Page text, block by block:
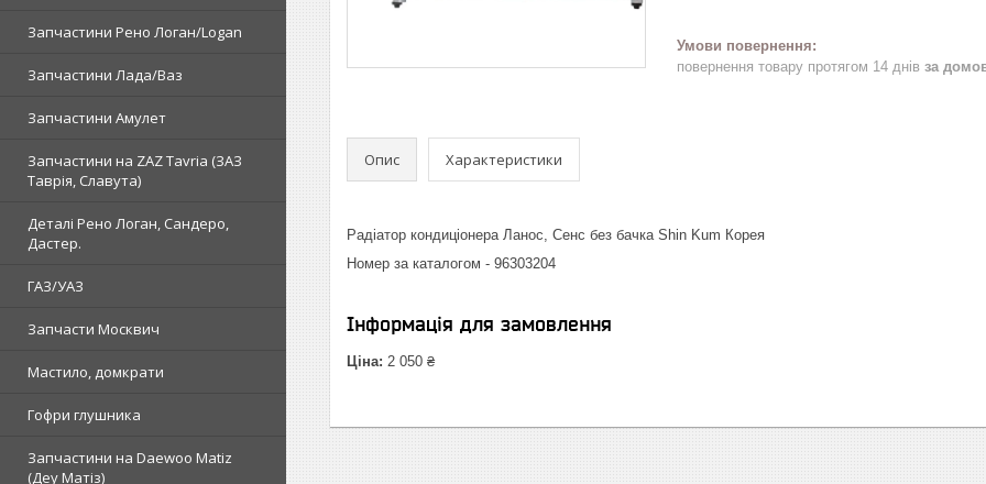
Запчастини Рено Логан/Logan
Запчастини Лада/Ваз
Запчастини Амулет
Запчастини на ZAZ Tavria (ЗАЗ
Таврія, Славута)
Деталі Рено Логан, Сандеро,
Дастер.
ГАЗ/УАЗ
Запчасти Москвич
Мастило, домкрати
Гофри глушника
Запчастини на Daewoo Matiz
(Деу Матіз)
повернення товару протягом 14 днів за
Опис Характеристики
Радіатор кондиціонера Ланос, Сенс без бачка Shin Kum Корея
Номер за каталогом - 96303204
Інформація для замовлення
Ціна: 2 050 ₴